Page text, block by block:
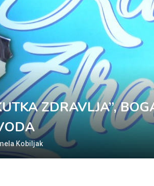
ZDRAVLJA”,
Kobiljak